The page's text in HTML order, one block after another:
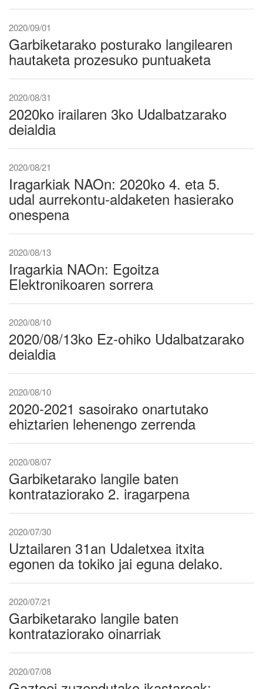
2020/09/01
Garbiketarako posturako langilearen
hautaketa prozesuko puntuaketa
2020/08/31
2020ko irailaren 3ko Udalbatzarako
deialdia
2020/08/21
Iragarkiak NAOn: 2020ko 4. eta 5.
udal aurrekontu-aldaketen hasierako
onespena
2020/08/13
Iragarkia NAOn: Egoitza
Elektronikoaren sorrera
2020/08/10
2020/08/13ko Ez-ohiko Udalbatzarako
deialdia
2020/08/10
2020-2021 sasoirako onartutako
ehiztarien lehenengo zerrenda
2020/08/07
Garbiketarako langile baten
kontrataziorako 2. iragarpena
2020/07/30
Uztailaren 31an Udaletxea itxita
egonen da tokiko jai eguna delako.
2020/07/21
Garbiketarako langile baten
kontrataziorako oinarriak
2020/07/08